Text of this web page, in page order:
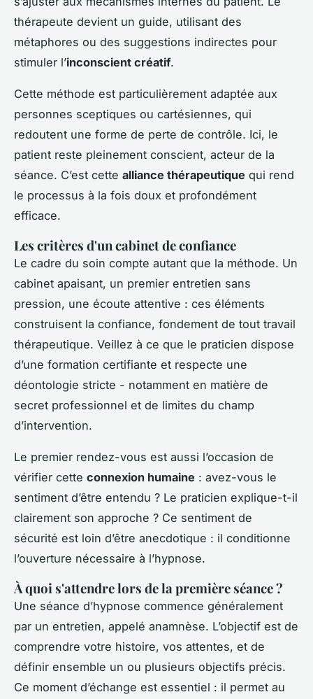
thérapeute devient un guide, utilisant des
métaphores ou des suggestions indirectes pour
stimuler l’inconscient créatif.
Cette méthode est particulièrement adaptée aux
personnes sceptiques ou cartésiennes, qui
redoutent une forme de perte de contrôle. Ici, le
patient reste pleinement conscient, acteur de la
séance. C’est cette alliance thérapeutique qui rend
le processus à la fois doux et profondément
efficace.
Les critères d'un cabinet de confiance
Le cadre du soin compte autant que la méthode. Un
cabinet apaisant, un premier entretien sans
pression, une écoute attentive : ces éléments
construisent la confiance, fondement de tout travail
thérapeutique. Veillez à ce que le praticien dispose
d’une formation certifiante et respecte une
déontologie stricte - notamment en matière de
secret professionnel et de limites du champ
d’intervention.
Le premier rendez-vous est aussi l’occasion de
vérifier cette connexion humaine : avez-vous le
sentiment d’être entendu ? Le praticien explique-t-il
clairement son approche ? Ce sentiment de
sécurité est loin d’être anecdotique : il conditionne
l’ouverture nécessaire à l’hypnose.
À quoi s'attendre lors de la première séance ?
Une séance d’hypnose commence généralement
par un entretien, appelé anamnèse. L’objectif est de
comprendre votre histoire, vos attentes, et de
définir ensemble un ou plusieurs objectifs précis.
Ce moment d’échange est essentiel : il permet au